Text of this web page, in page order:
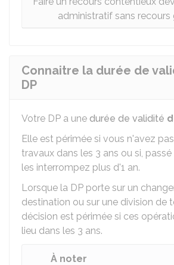
administratif sans recours
Connaitre la durée de
DP
Votre DP a une durée de validité
Elle est périmée si vous n'avez
travaux dans les 3 ans ou si,
les interrompez plus d'1 an.
Lorsque la DP porte sur un
destination ou sur une division de
décision est périmée si ces
lieu dans les 3 ans.
À noter